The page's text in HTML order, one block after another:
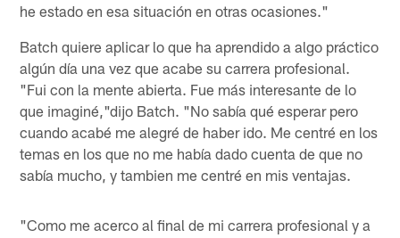
he estado en esa situación en otras ocasiones."
Batch quiere aplicar lo que ha aprendido a algo práctico
algún día una vez que acabe su carrera profesional.
"Fui con la mente abierta. Fue más interesante de lo
que imaginé,"dijo Batch. "No sabía qué esperar pero
cuando acabé me alegré de haber ido. Me centré en los
temas en los que no me había dado cuenta de que no
sabía mucho, y tambien me centré en mis ventajas.
"Como me acerco al final de mi carrera profesional y a